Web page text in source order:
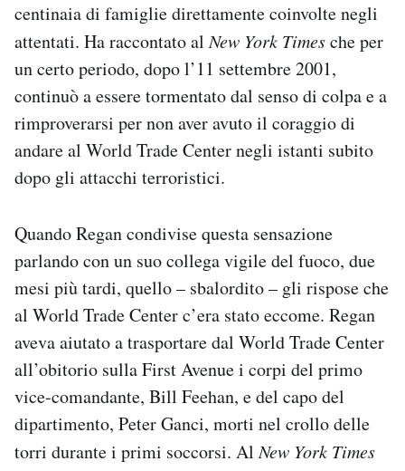
centinaia di famiglie direttamente coinvolte negli
attentati. Ha raccontato alNew York Timesche per
un certo periodo, dopo l’11 settembre 2001,
continuò a essere tormentato dal senso di colpa e a
rimproverarsi per non aver avuto il coraggio di
andare al World Trade Center negli istanti subito
dopo gli attacchi terroristici.
Quando Regan condivise questa sensazione
parlando con un suo collega vigile del fuoco, due
mesi più tardi, quello – sbalordito – gli rispose che
al World Trade Center c’era stato eccome. Regan
aveva aiutato a trasportare dal World Trade Center
all’obitorio sulla First Avenue i corpi del primo
vice-comandante, Bill Feehan, e del capo del
dipartimento, Peter Ganci, morti nel crollo delle
torri durante i primi soccorsi. AlNew York Times